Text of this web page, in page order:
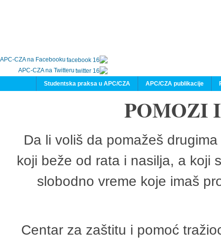
APC-CZA na Facebooku
APC-CZA na Twitteru
APC/CZA publikacije
Studentska praksa u APC/CZA
POMOZI
Da li voliš da pomažeš
koji beže od rata i nasilja, a koji
slobodno vreme koje imaš
Centar za zaštitu i pomoć